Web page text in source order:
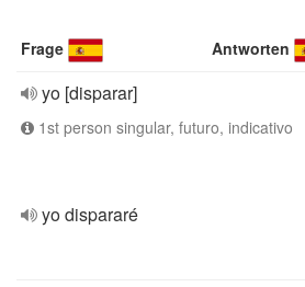
Frage Antworten
yo [disparar]
1st person singular, futuro, indicativo
yo dispararé